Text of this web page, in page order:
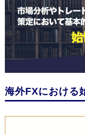
海外FXにおける